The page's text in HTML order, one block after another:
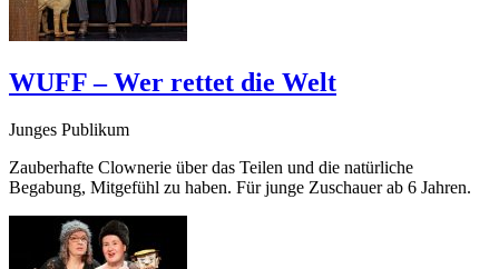
WUFF – Wer rettet die Welt
Junges Publikum
Zauberhafte Clownerie über das Teilen und die natürliche
Begabung, Mitgefühl zu haben. Für junge Zuschauer ab 6 Jahren.